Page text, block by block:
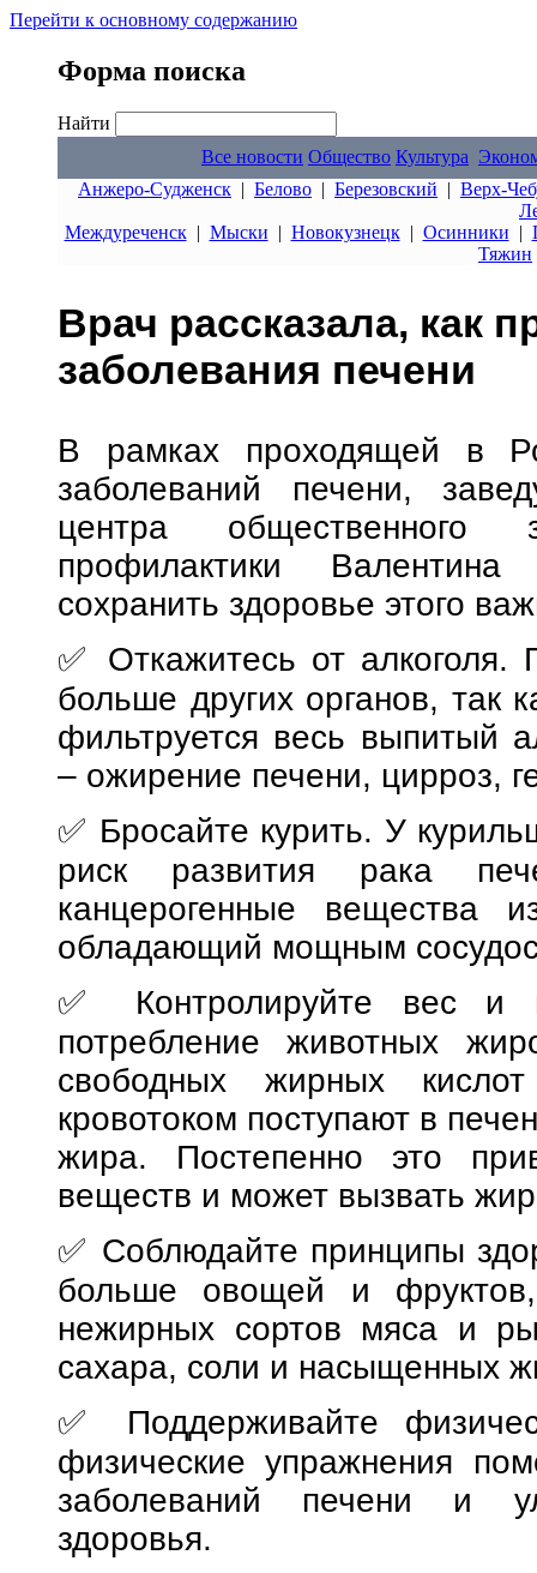
Перейти к основному содержанию
Форма поиска
Найти
Все новости Общество Культура
Анжеро-Судженск | Белово | Березовский | Верх-
Междуреченск| Мыски | Новокузнецк| Осинники |
Тяжин
Врач рассказала, как
заболевания печени
В рамках проходящей в
заболеваний печени,
центра общественного
профилактики
сохранить здоровье этого
✅ Откажитесь от алкоголя.
больше других органов, так
фильтруется весь выпитый
– ожирение печени, цирроз,
✅ Бросайте курить. У
риск развития рака
канцерогенные вещества
обладающий мощным
✅ Контролируйте вес и
потребление животных
свободных жирных
кровотоком поступают в
жира. Постепенно это
веществ и может вызвать
✅ Соблюдайте принципы
больше овощей и фруктов,
нежирных сортов мяса и
сахара, соли и насыщенных
✅ Поддерживайте
физические упражнения
заболеваний печени и
здоровья.